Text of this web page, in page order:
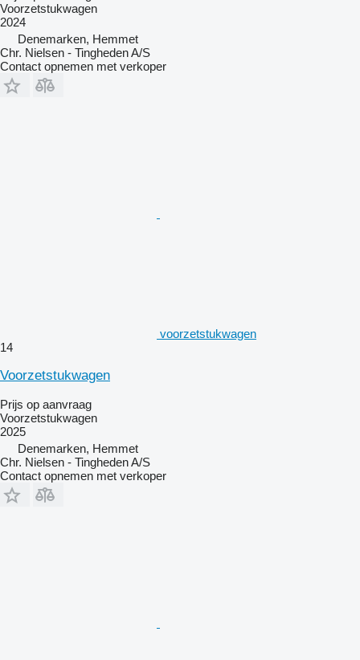
Voorzetstukwagen
2024
Denemarken, Hemmet
Chr. Nielsen - Tingheden A/S
Contact opnemen met verkoper
voorzetstukwagen
14
Voorzetstukwagen
Prijs op aanvraag
Voorzetstukwagen
2025
Denemarken, Hemmet
Chr. Nielsen - Tingheden A/S
Contact opnemen met verkoper